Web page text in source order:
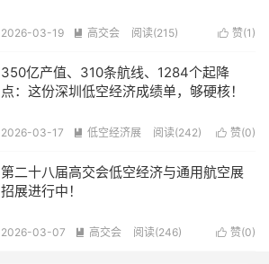
 赞(1 )
2026-03-19  高交会 阅读(215)
350亿产值、310条航线、1284个起降
点：这份深圳低空经济成绩单，够硬核！
 赞(0)
2026-03-17  低空经济展 阅读(242)
第二十八届高交会低空经济与通用航空展
招展进行中！
 赞(0)
2026-03-07  高交会 阅读(246)